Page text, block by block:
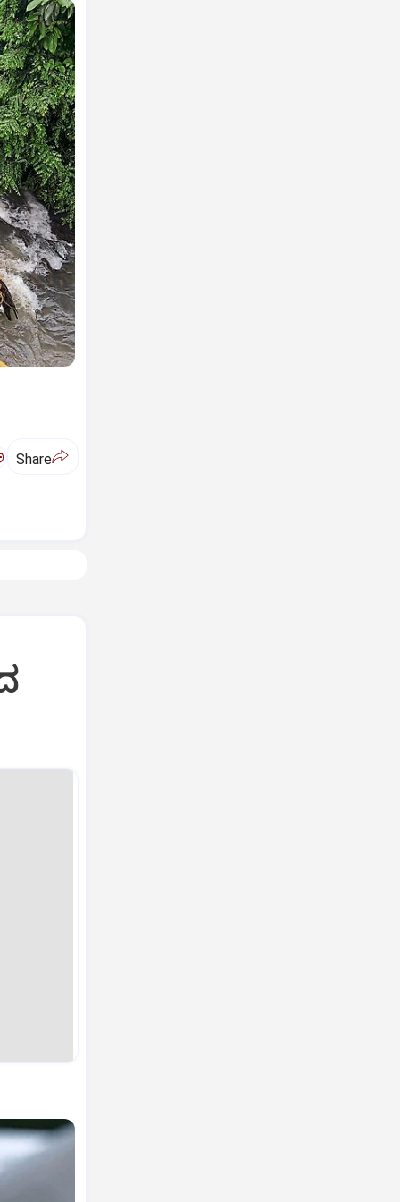
Share